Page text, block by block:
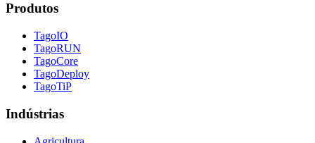
Produtos
TagoIO
TagoRUN
TagoCore
TagoDeploy
TagoTiP
Indústrias